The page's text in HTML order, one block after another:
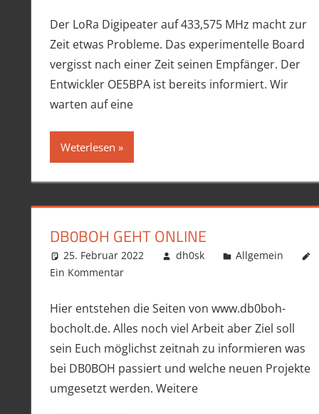
Der LoRa Digipeater auf 433,575 MHz macht zur
Zeit etwas Probleme. Das experimentelle Board
vergisst nach einer Zeit seinen Empfänger. Der
Entwickler OE5BPA ist bereits informiert. Wir
warten auf eine
Weterlesen
DB0BOH GEHT ONLINE
25. Februar 2022 dh0sk
Allgemein
Ein Kommentar
Hier entstehen die Seiten von www.db0boh-
bocholt.de. Alles noch viel Arbeit aber Ziel soll
sein Euch möglichst zeitnah zu informieren was
bei DB0BOH passiert und welche neuen Projekte
umgesetzt werden. Weitere